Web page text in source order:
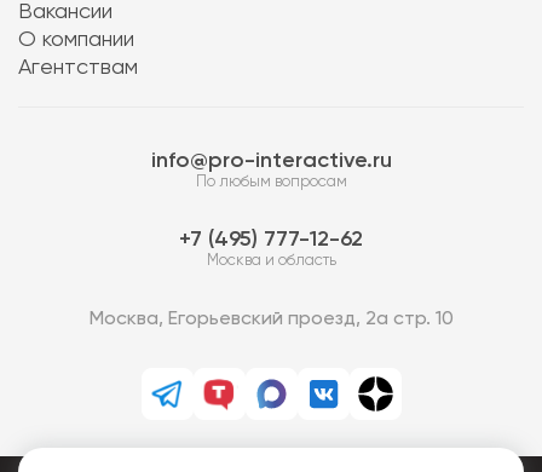
Вакансии
О компании
Агентствам
info@pro-interactive.ru
По любым вопросам
7 (495) 777-12-62
Москва и область
Москва, Егорьевский проезд, 2а стр. 10